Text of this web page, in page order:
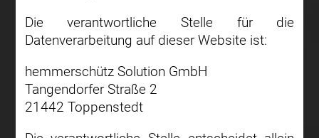
Die verantwortliche Stelle für die
Datenverarbeitung auf dieser Website ist:
hemmerschütz Solution GmbH
Tangendorfer Straße 2
21442 Toppenstedt